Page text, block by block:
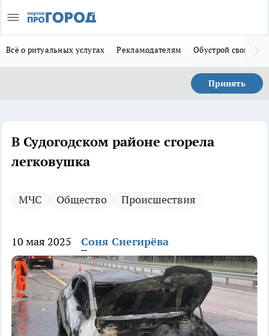
Всё о ритуальных услугах Рекламодателям Обустрой свой дом
Принять
В Судогодском районе сгорела
легковушка
МЧС Общество Происшествия
10 мая 2025 Соня Снегирёва